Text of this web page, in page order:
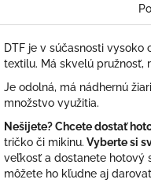
DTF je v súčasnosti
textilu. Má skvelú pružnosť,
Je odolná, má nádhernú
množstvo využitia.
Nešijete? Chcete dostať
tričko či mikinu. Vyberte si
veľkosť a dostanete hotový
môžete ho kľudne aj